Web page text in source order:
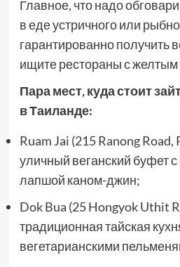
Главное, что надо
в еде устричного или
гарантированно получить
ищите рестораны с
Пара мест, куда стоит
в Таиланде:
Ruam Jai (215 Ranong Road,
уличный веганский буфет
лапшой каном-джин;
Dok Bua (25 Hongyok Uthit
традиционная тайская
вегетарианскими